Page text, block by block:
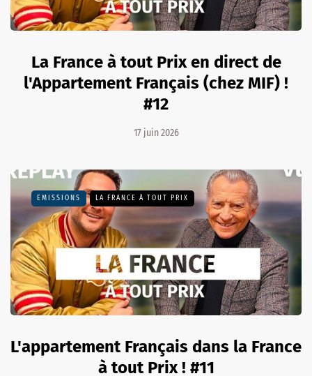
La France à tout Prix en direct de
l'Appartement Français (chez MIF) !
#12
17 juin 2026
EMISSIONS LA FRANCE À TOUT PRIX
L'appartement Français dans la France
à tout Prix ! #11